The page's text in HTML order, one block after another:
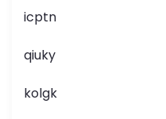
icptn
qiuky
kolgk